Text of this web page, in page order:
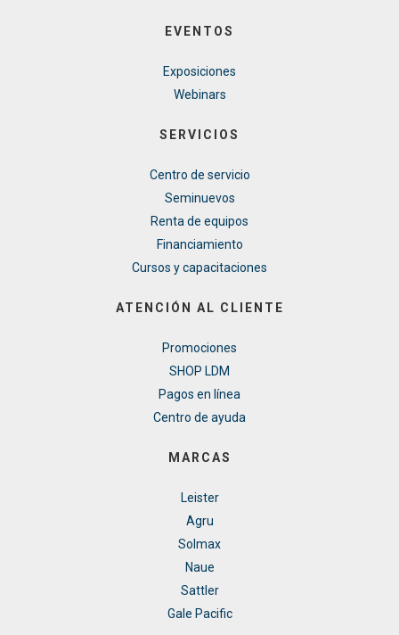
EVENTOS
Exposiciones
Webinars
SERVICIOS
Centro de servicio
Seminuevos
Renta de equipos
Financiamiento
Cursos y capacitaciones
ATENCIÓN AL CLIENTE
Promociones
SHOP LDM
Pagos en línea
Centro de ayuda
MARCAS
Leister
Agru
Solmax
Naue
Sattler
Gale Pacific